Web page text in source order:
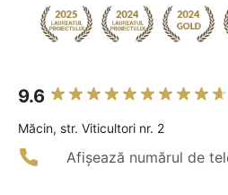
9.6
Măcin, str. Viticultori nr. 2
Afișează numărul de